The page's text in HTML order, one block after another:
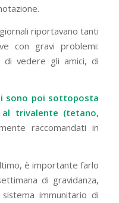
riportavano tanti
con gravi problemi:
di vedere gli amici, di
sono poi sottoposta
trivalente (tetano,
raccomandati in
è importante farlo
di gravidanza,
immunitario di